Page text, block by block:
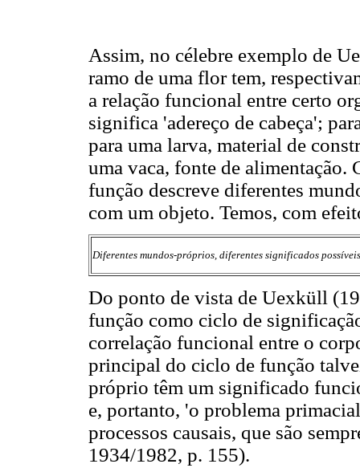
Assim, no célebre exemplo de
ramo de uma flor tem,
a relação funcional entre certo
significa 'adereço de cabeça';
para uma larva, material de
uma vaca, fonte de
função descreve diferentes
com um objeto. Temos, com
Diferentes mundos-próprios, diferentes significados
Do ponto de vista de Uexküll
função como ciclo de
correlação funcional entre o
principal do ciclo de função
próprio têm um significado
e, portanto, 'o problema
processos causais, que são
1934/1982, p. 155).